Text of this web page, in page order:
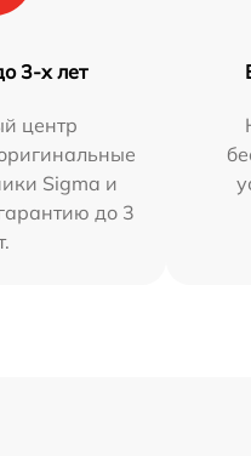
3-х лет
центр
Sigma и
до 3